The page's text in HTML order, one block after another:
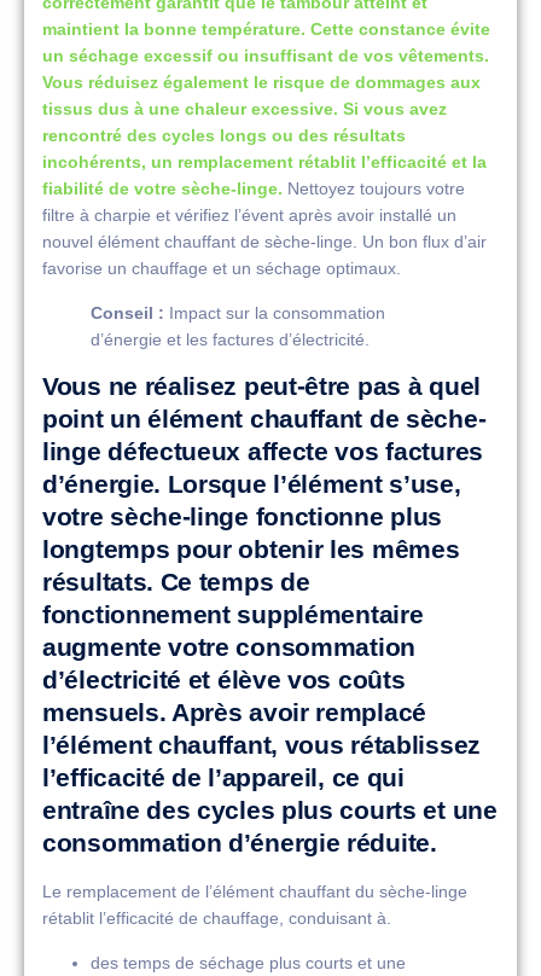
maintient la bonne température. Cette constance évite
un séchage excessif ou insuffisant de vos vêtements.
Vous réduisez également le risque de dommages aux
tissus dus à une chaleur excessive. Si vous avez
rencontré des cycles longs ou des résultats
incohérents, un remplacement rétablit l’efficacité et la
fiabilité de votre sèche-linge. Nettoyez toujours votre
filtre à charpie et vérifiez l’évent après avoir installé un
nouvel élément chauffant de sèche-linge. Un bon flux d’air
favorise un chauffage et un séchage optimaux.
Conseil : Impact sur la consommation
d’énergie et les factures d’électricité.
Vous ne réalisez peut-être pas à quel
point un élément chauffant de sèche-
linge défectueux affecte vos factures
d’énergie. Lorsque l’élément s’use,
votre sèche-linge fonctionne plus
longtemps pour obtenir les mêmes
résultats. Ce temps de
fonctionnement supplémentaire
augmente votre consommation
d’électricité et élève vos coûts
mensuels. Après avoir remplacé
l’élément chauffant, vous rétablissez
l’efficacité de l’appareil, ce qui
entraîne des cycles plus courts et une
consommation d’énergie réduite.
Le remplacement de l’élément chauffant du sèche-linge
rétablit l’efficacité de chauffage, conduisant à.
des temps de séchage plus courts et une